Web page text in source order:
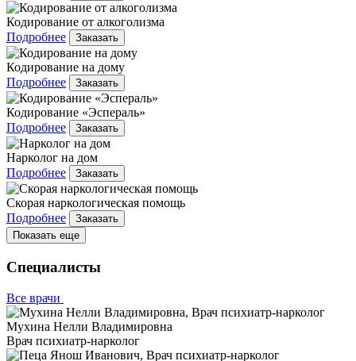
Кодирование от алкоголизма
Подробнее
Заказать
Кодирование на дому
Подробнее
Заказать
Кодирование «Эспераль»
Подробнее
Заказать
Нарколог на дом
Подробнее
Заказать
Скорая наркологическая помощь
Подробнее
Заказать
Показать еще
Специалисты
Все врачи
Мухина Нелли Владимировна
Врач психиатр-нарколог